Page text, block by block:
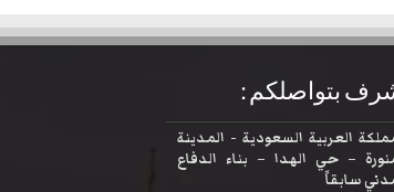
بتواصلكم :
العربية السعودية - المدينة
– حي الهدا – بناء الدفاع
سابقاً